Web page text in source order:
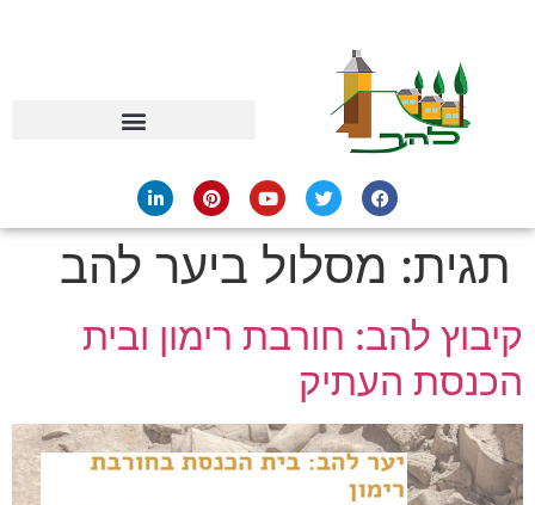
תגית: מסלול ביער להב
קיבוץ להב: חורבת רימון ובית
הכנסת העתיק